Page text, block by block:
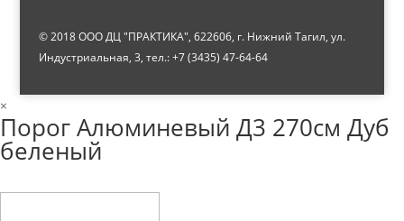
© 2018 ООО ДЦ "ПРАКТИКА", 622606, г. Нижний Тагил, ул.
Индустриальная, 3, тел.: +7 (3435) 47-64-64
×
Порог Алюминевый Д3 270см Дуб
беленый